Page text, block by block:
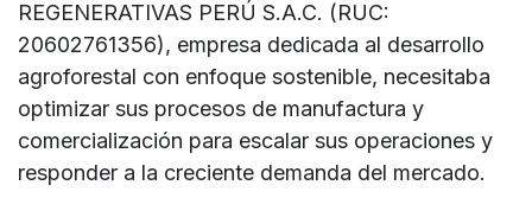
REGENERATIVAS PERÚ S.A.C. (RUC:
20602761356), empresa dedicada al desarrollo
agroforestal con enfoque sostenible, necesitaba
optimizar sus procesos de manufactura y
comercialización para escalar sus operaciones y
responder a la creciente demanda del mercado.